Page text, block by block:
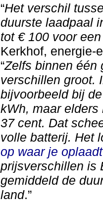
“Het verschil
duurste laadpaal
tot € 100 voor
Kerkhof, energie-
“Zelfs binnen één
verschillen groot.
bijvoorbeeld bij
kWh, maar
37 cent. Dat
volle batterij. Het
op waar je oplaadt
prijsverschillen is
gemiddeld de
land.”